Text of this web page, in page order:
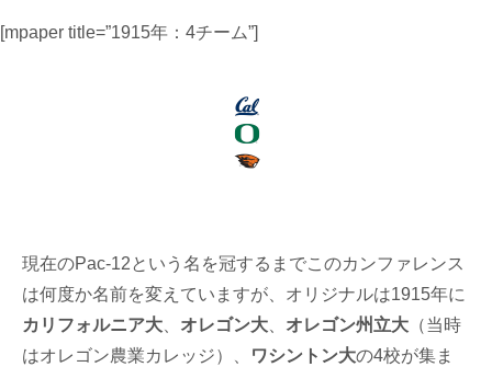
[mpaper title=”1915年：4チーム”]
現在のPac-12という名を冠するまでこのカンファレンス
は何度か名前を変えていますが、オリジナルは1915年に
カリフォルニア大
オレゴン大 オレゴン州立大 （当時
はオレゴン農業カレッジ）、
ワシントン大の4校が集ま